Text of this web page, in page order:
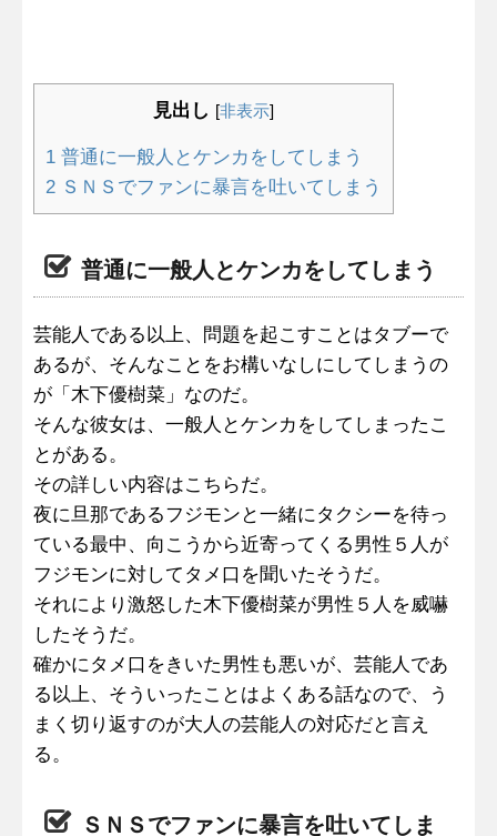
見出し [非表示]
1 普通に一般人とケンカをしてしまう
2 ＳＮＳでファンに暴言を吐いてしまう
普通に一般人とケンカをしてしまう
芸能人である以上、問題を起こすことはタブーで
あるが、そんなことをお構いなしにしてしまうの
が「木下優樹菜」なのだ。
そんな彼女は、一般人とケンカをしてしまったこ
とがある。
その詳しい内容はこちらだ。
夜に旦那であるフジモンと一緒にタクシーを待っ
ている最中、向こうから近寄ってくる男性５人が
フジモンに対してタメ口を聞いたそうだ。
それにより激怒した木下優樹菜が男性５人を威嚇
したそうだ。
確かにタメ口をきいた男性も悪いが、芸能人であ
る以上、そういったことはよくある話なので、う
まく切り返すのが大人の芸能人の対応だと言え
る。
ＳＮＳでファンに暴言を吐いてしま